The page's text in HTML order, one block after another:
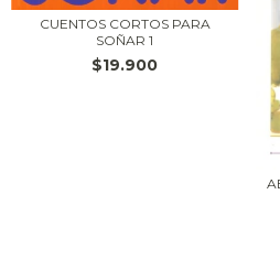
CUENTOS CORTOS PARA
SOÑAR 1
$19.900